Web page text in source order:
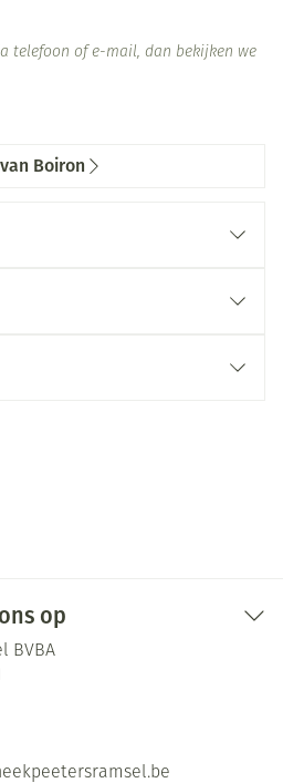
telefoon of e-mail, dan bekijken we
Boiron
op
BVBA